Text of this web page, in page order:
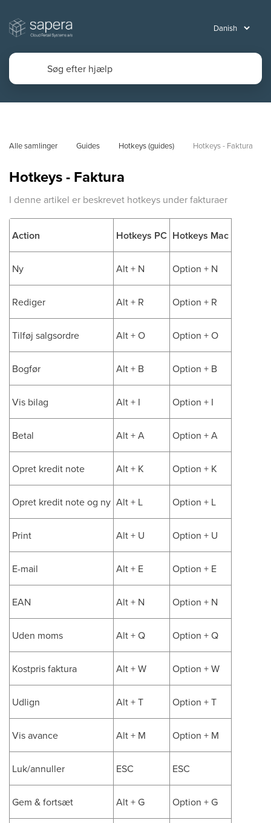
Alle samlinger Guides Hotkeys (guides) Hotkeys - Faktura
Hotkeys - Faktura
I denne artikel er beskrevet hotkeys under fakturaer
Action Hotkeys PC Hotkeys Mac
Ny Alt + N Option + N
Rediger Alt + R Option + R
Tilføj salgsordre Alt + O Option + O
Bogfør Alt + B Option + B
Vis bilag Alt + I Option + I
Betal Alt + A Option + A
Opret kredit note Alt + K Option + K
Opret kredit note og ny Alt + L Option + L
Print Alt + U Option + U
E-mail Alt + E Option + E
EAN Alt + N Option + N
Uden moms Alt + Q Option + Q
Kostpris faktura Alt + W Option + W
Udlign Alt + T Option + T
Vis avance Alt + M Option + M
Luk/annuller ESC ESC
Gem & fortsæt Alt + G Option + G